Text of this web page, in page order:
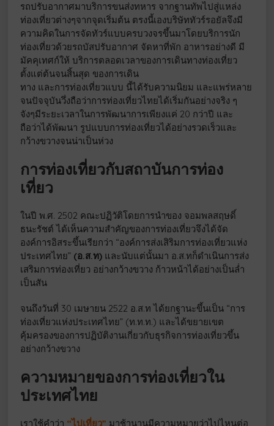
รถปรับอากาศมาบริการขนส่งทหาร จากฐานทัพไปสู่แหล่ง
ท่องเที่ยวต่างๆจากจุดเริ่มต้น ตรงนี้เองบริษัททัวร์รอยัลจึงมี
ความคิดในการจัดทัวร์แบบครบวงจรขึ้นมาโดยบริการนัก
ท่องเที่ยวด้วยรถบัสปรับอากาศ จัดหาที่พัก อาหารอย่างดี มี
มัคคุเทศก์ให้ บริการตลอดเวลาของการเดินทางท่องเที่ยว
ตั้งแต่ต้นจนสิ้นสุด ของการเดิน
ทาง และการท่องเที่ยวแบบ นี้ได้รับความนิยม และแพร่หลาย
จนปัจจุบันวึ่งถือว่าการท่องเที่ยวไทยได้เริ่มกันอย่างจริง ๆ
จังๆมีระยะเวลาในการพัฒนาการเพียงแค่ 20 กว่าปี และ
ถือว่าได้พัฒนา รูปแบบการท่องเที่ยวได้อย่างรวดเร็วและ
กว้างขวางจนน่าเป็นห่วง
การท่องเที่ยวกับสถาบันการท่อง
เที่ยว
ในปี พ.ศ. 2502 คณะปฏิวัติโดยการนำของ จอมพลสฤษดิ์
ธนะรัชต์ ได้เห็นความสำคัญของการท่องเที่ยวจึงได้จัด
องค์การอิสระขึ้นเรียกว่า “องค์การส่งเสิริมการท่องเที่ยวแห่ง
ประเทศไทย” (อ.ส.ท) และนับแต่นั้นมา อ.ส.ทก็ดำเนินการส่ง
เสริมการท่องเที่ยว อย่างกว้างขวาง ก้าวหน้าได้อย่างเป็นล่ำ
เป็นสัน
จนถึงวันที่ 30 เมษายน 2522 อ.ส.ท ได้ยกฐานะขึ้นเป็น “การ
ท่องเที่ยวแห่งประเทศไทย” (ท.ท.ท.) และได้ขยายเขต
คุ้มครองของการปฏิบัติงานเกี่ยวกับธุรกิจการท่องเที่ยวขึ้น
อย่างกว้างขวาง
ความหมายของการท่องเที่ยวใน
ประเทศไทย
เราใช้คำว่า “ไปเที่ยว” มาช้านานมีความหมายว่าไปไหนต่อ